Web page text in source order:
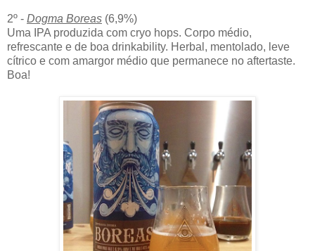
2º - Dogma Boreas (6,9%)
Uma IPA produzida com cryo hops. Corpo médio,
refrescante e de boa drinkability. Herbal, mentolado, leve
cítrico e com amargor médio que permanece no aftertaste.
Boa!